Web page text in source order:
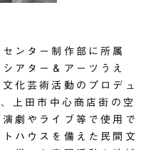
ンター制作部に所属
アター＆アーツうえ
化芸術活動のプロデュ
上田市中心商店街の空
劇やライブ等で使用で
ハウスを備えた民間文